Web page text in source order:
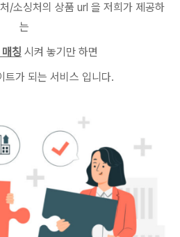
/소싱처의 상품 url 을 저희가 제공하
는
칭 시켜 놓기만 하면
트가 되는 서비스 입니다.